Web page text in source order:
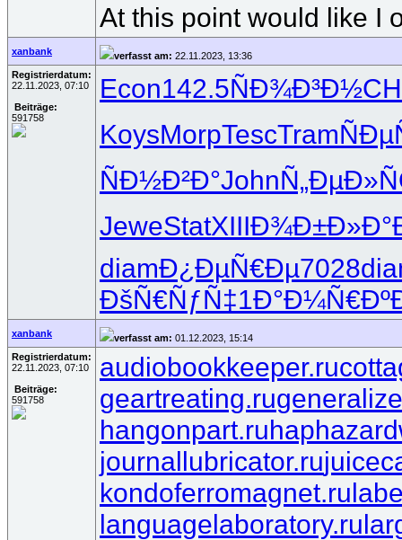
At this point would like I
xanbank verfasst am: 22.11.2023, 13:36
Registrierdatum:
22.11.2023, 07:10
Beiträge:
591758
Econ142.5ÑÐ¾Ð³Ð½
KoysMorpTescTram
ÑÐ½Ð²Ð°John
JeweStatXIIIÐ¾Ð±Ð»Ð°
diamÐ¿ÐµÑ€Ðµ7028
ÐšÑ€ÑƒÑ‡1Ð°Ð¼Ñ€
xanbank verfasst am: 01.12.2023, 15:14
Registrierdatum:
22.11.2023, 07:10
Beiträge:
591758
audiobookkeeper.ru
geartreating.ru
hangonpart.ru
journallubricator.ru
kondoferromagnet.ru
languagelaboratory.ru